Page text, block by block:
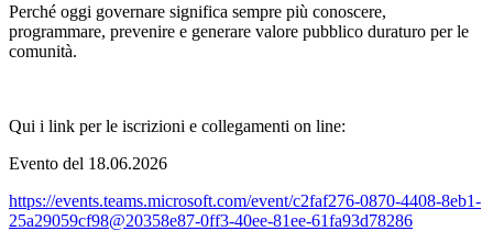
Perché oggi governare significa sempre più conoscere,
programmare, prevenire e generare valore pubblico duraturo per le
comunità.
Qui i link per le iscrizioni e collegamenti on line:
Evento del 18.06.2026
https://events.teams.microsoft.com/event/c2faf276-0870-4408-8eb1-
25a29059cf98@20358e87-0ff3-40ee-81ee-61fa93d78286